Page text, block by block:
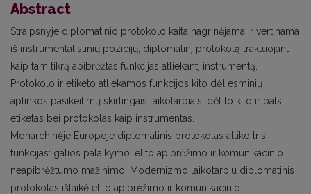
Abstract
Straipsnyje diplomatinio protokolo kaita nagrinėjama ir vertinama
iš instrumentalistinių pozicijų, diplomatinį protokolą traktuojant
kaip tam tikrą apibrėžtas funkcijas atliekantį instrumentą.
Protokolo ir etiketo atliekamos funkcijos kito dėl esminių
aplinkos pasikeitimų skirtingais laikotarpiais, dėl to kito ir pats
etiketas bei protokolas kaip instrumentas.
Monarchinėje Europoje diplomatinis protokolas atliko tris
funkcijas: galios palaikymo, elito apibrėžimo ir komunikacinio
neapibrėžtumo mažinimo. Modernizmo laikotarpiu diplomatinis
protokolas išlaikė elito apibrėžimo ir komunikacinio